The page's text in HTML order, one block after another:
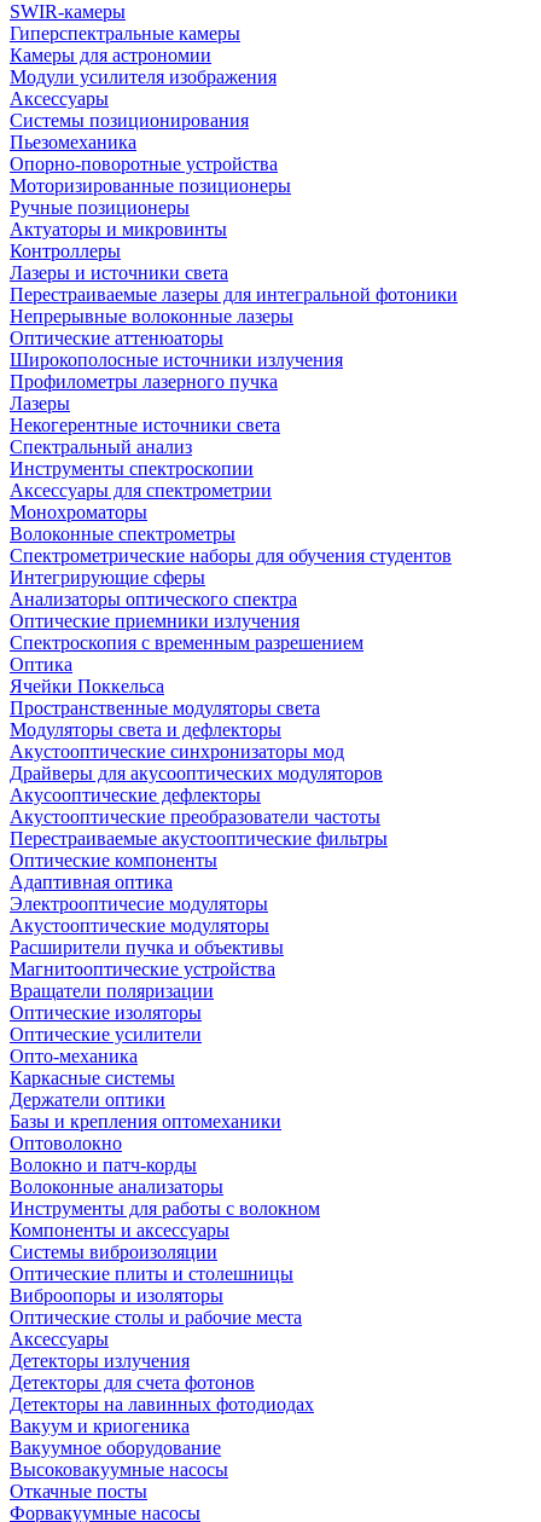
SWIR-камеры
Гиперспектральные камеры
Камеры для астрономии
Модули усилителя изображения
Аксессуары
Системы позиционирования
Пьезомеханика
Опорно-поворотные устройства
Моторизированные позиционеры
Ручные позиционеры
Актуаторы и микровинты
Контроллеры
Лазеры и источники света
Перестраиваемые лазеры для интегральной фотоники
Непрерывные волоконные лазеры
Оптические аттенюаторы
Широкополосные источники излучения
Профилометры лазерного пучка
Лазеры
Некогерентные источники света
Спектральный анализ
Инструменты спектроскопии
Аксессуары для спектрометрии
Монохроматоры
Волоконные спектрометры
Спектрометрические наборы для обучения студентов
Интегрирующие сферы
Анализаторы оптического спектра
Оптические приемники излучения
Спектроскопия с временным разрешением
Оптика
Ячейки Поккельса
Пространственные модуляторы света
Модуляторы света и дефлекторы
Акустооптические синхронизаторы мод
Драйверы для акусооптических модуляторов
Акусооптические дефлекторы
Акустооптические преобразователи частоты
Перестраиваемые акустооптические фильтры
Оптические компоненты
Адаптивная оптика
Электрооптичесие модуляторы
Акустооптические модуляторы
Расширители пучка и объективы
Магнитооптические устройства
Вращатели поляризации
Оптические изоляторы
Оптические усилители
Опто-механика
Каркасные системы
Держатели оптики
Базы и крепления оптомеханики
Оптоволокно
Волокно и патч-корды
Волоконные анализаторы
Инструменты для работы с волокном
Компоненты и аксессуары
Системы виброизоляции
Оптические плиты и столешницы
Виброопоры и изоляторы
Оптические столы и рабочие места
Аксессуары
Детекторы излучения
Детекторы для счета фотонов
Детекторы на лавинных фотодиодах
Вакуум и криогеника
Вакуумное оборудование
Высоковакуумные насосы
Откачные посты
Форвакуумные насосы